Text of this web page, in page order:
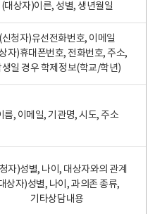
(대상자)이른, 성별, 생년월일
(신청자)유선전화번호, 이메일
자)휴대폰번호, 전화번호, 주소,
생일 경우 학제정보(학교/학년)
름, 이메일, 기관명, 시도, 주소
자)성별, 나이, 대상자와의 관계
상자)성별, 나이, 과의존 종류,
기타상담내용